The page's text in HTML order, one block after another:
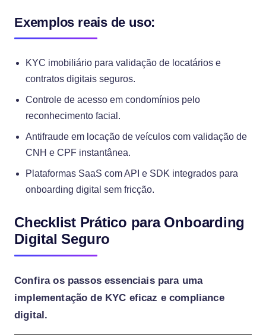
Exemplos reais de uso:
KYC imobiliário para validação de locatários e
contratos digitais seguros.
Controle de acesso em condomínios pelo
reconhecimento facial.
Antifraude em locação de veículos com validação de
CNH e CPF instantânea.
Plataformas SaaS com API e SDK integrados para
onboarding digital sem fricção.
Checklist Prático para Onboarding
Digital Seguro
Confira os passos essenciais para uma
implementação de KYC eficaz e compliance
digital.